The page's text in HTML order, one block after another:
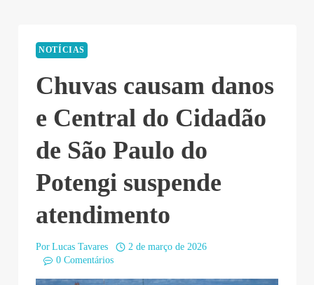
NOTÍCIAS
Chuvas causam danos
e Central do Cidadão
de São Paulo do
Potengi suspende
atendimento
Por Lucas Tavares
2 de março de 2026
0 Comentários